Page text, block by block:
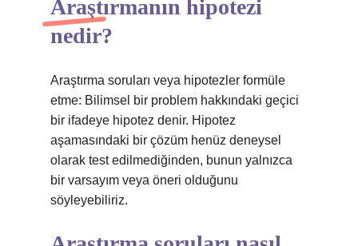
Araştırmanın hipotezi
nedir?
Araştırma soruları veya hipotezler formüle
etme: Bilimsel bir problem hakkındaki geçici
bir ifadeye hipotez denir. Hipotez
aşamasındaki bir çözüm henüz deneysel
olarak test edilmediğinden, bunun yalnızca
bir varsayım veya öneri olduğunu
söyleyebiliriz.